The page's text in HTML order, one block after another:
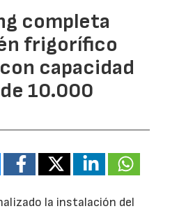
completa
frigorífico
capacidad
10.000
la instalación del